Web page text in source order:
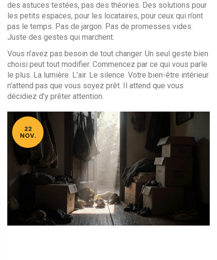
des astuces testées, pas des théories. Des solutions pour
les petits espaces, pour les locataires, pour ceux qui n’ont
pas le temps. Pas de jargon. Pas de promesses vides.
Juste des gestes qui marchent.
Vous n’avez pas besoin de tout changer. Un seul geste bien
choisi peut tout modifier. Commencez par ce qui vous parle
le plus. La lumière. L’air. Le silence. Votre bien-être intérieur
n’attend pas que vous soyez prêt. Il attend que vous
décidiez d’y prêter attention.
22
NOV.